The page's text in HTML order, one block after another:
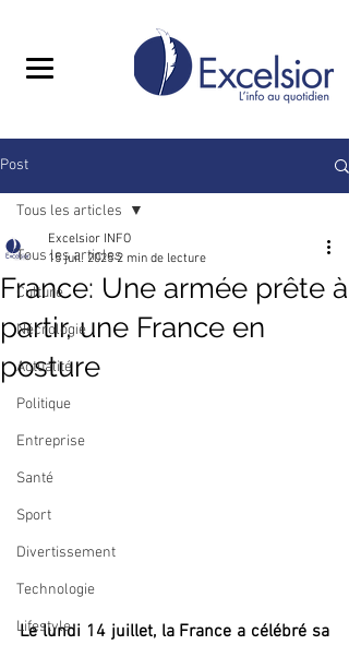
Post
Tous les articles
Culture
Nécrologie
Actualité
Politique
Entreprise
Santé
Sport
Divertissement
Technologie
Lifestyle
Tous les articles
France: Une armée prête à
partir, une France en
posture
Excelsior INFO
15 juil. 2025 2 min de lecture
Le lundi 14 juillet, la France a célébré sa